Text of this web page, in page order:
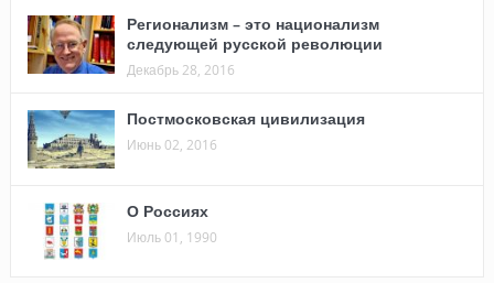
Регионализм – это национализм
следующей русской революции
Декабрь 28, 2016
Постмосковская цивилизация
Июнь 02, 2016
О Россиях
Июль 01, 1990